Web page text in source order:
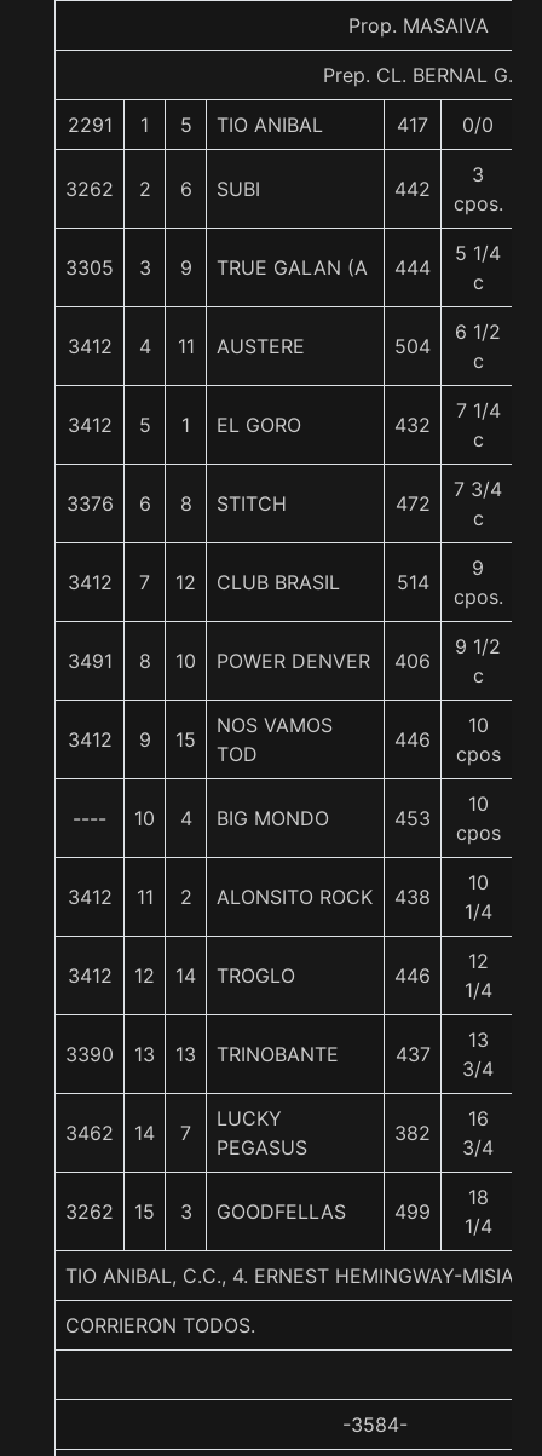
Prop. MASAIVA
Prep. CL. BERNAL G.
2291 1 5 TIO ANIBAL 417 0/0
3262 2 6 SUBI 442
3
cpos.
3305 3 9 TRUE GALAN (A 444
5 1/4
c
3412 4 11 AUSTERE 504
6 1/2
c
3412 5 1 EL GORO 432
7 1/4
c
3376 6 8 STITCH 472
7 3/4
c
3412 7 12 CLUB BRASIL 514
9
cpos.
3491 8 10 POWER DENVER 406
9 1/2
c
3412 9 15
NOS VAMOS
TOD
446
10
cpos
---- 10 4 BIG MONDO 453
10
cpos
3412 11 2 ALONSITO ROCK 438
10
1/4
3412 12 14 TROGLO 446
12
1/4
3390 13 13 TRINOBANTE 437
13
3/4
3462 14 7
LUCKY
PEGASUS
382
16
3/4
3262 15 3 GOODFELLAS 499
18
1/4
TIO ANIBAL, C.C., 4. ERNEST HEMINGWAY-MISIA
CORRIERON TODOS.
-3584-